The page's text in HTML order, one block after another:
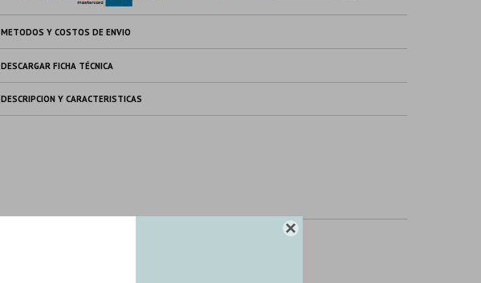

METODOS Y COSTOS DE ENVIO
DESCARGAR FICHA TÉCNICA
DESCRIPCION Y CARACTERISTICAS